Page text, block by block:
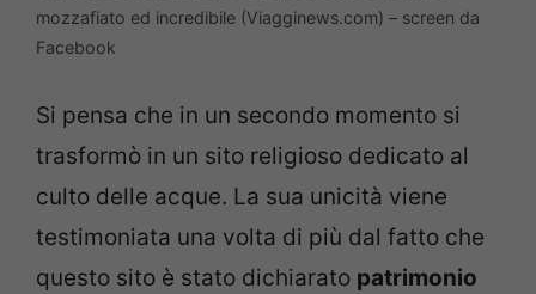
mozzafiato ed incredibile (Viagginews.com) – screen da
Facebook
Si pensa che in un secondo momento si
trasformò in un sito religioso dedicato al
culto delle acque. La sua unicità viene
testimoniata una volta di più dal fatto che
questo sito è stato dichiarato patrimonio